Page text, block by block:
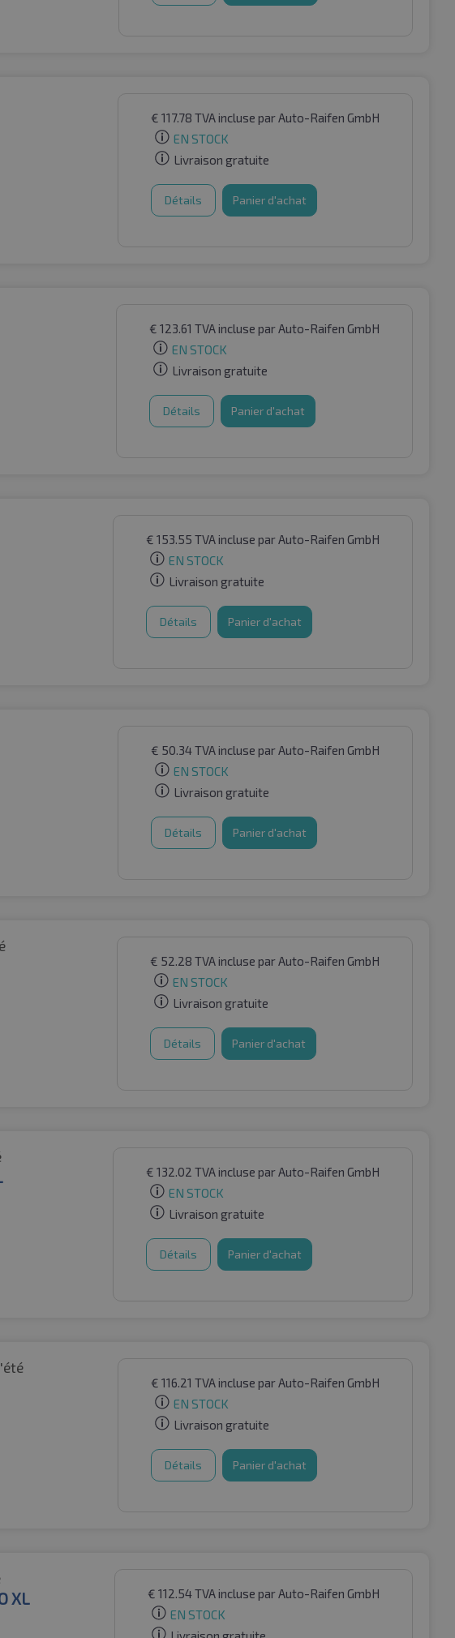
€ 117.78 TVA incluse par Auto-Raifen GmbH
EN STOCK
Livraison gratuite
Détails Panier d'achat
€ 123.61 TVA incluse par Auto-Raifen GmbH
EN STOCK
Livraison gratuite
Détails Panier d'achat
€ 153.55 TVA incluse par Auto-Raifen GmbH
EN STOCK
Livraison gratuite
Détails Panier d'achat
€ 50.34TVA incluse par Auto-Raifen GmbH
EN STOCK
Livraison gratuite
Détails Panier d'achat
€ 52.28 TVA incluse par Auto-Raifen GmbH
EN STOCK
Livraison gratuite
Détails Panier d'achat
€ 132.02 TVA incluse par Auto-Raifen GmbH
EN STOCK
Livraison gratuite
Détails Panier d'achat
€ 116.21 TVA incluse par Auto-Raifen GmbH
EN STOCK
Livraison gratuite
Détails Panier d'achat
XL
€ 112.54TVA incluse par Auto-Raifen GmbH
EN STOCK